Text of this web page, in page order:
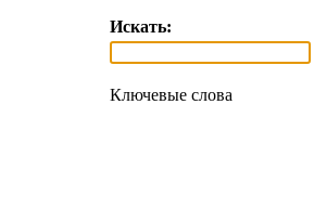
Искать:
Ключевые слова